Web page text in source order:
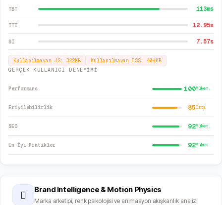
TBT 113ms
TTI 12.95s
SI 7.57s
Kullanılmayan JS: 322KB Kullanılmayan CSS: 404KB
GERÇEK KULLANICI DENEYİMİ
Performans 100Mükem.
Erişilebilirlik 85Orta
SEO 92Mükem.
En İyi Pratikler 92Mükem.
🫆 Brand Intelligence & Motion Physics
Marka arketipi, renk psikolojisi ve animasyon akışkanlık analizi.